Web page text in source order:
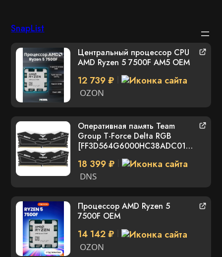
Перейти
содержимому
SnapList
Центральный процессор CPU
AMD Ryzen 5 7500F AM5 OEM
12 739 ₽
OZON
Оперативная память Team
Group T-Force Delta RGB
[FF3D564G6000HC38ADC01]
64 ГБОперативная память
Team Group T-Force Delta RGB
[FF3D564G6000HC38ADC01]
64 ГБОперативная память
Team Group T-Force Delta RGB
[FF3D564G6000HC38ADC01]
64 ГБ
18 399 ₽
DNS
Процессор AMD Ryzen 5
7500F OEM
14 142 ₽
OZON